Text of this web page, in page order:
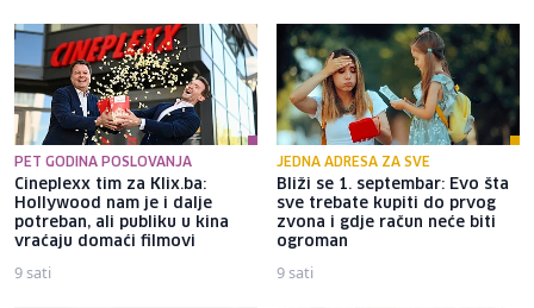
PET GODINA POSLOVANJA
Cineplexx tim za Klix.ba:
Hollywood nam je i dalje
potreban, ali publiku u kina
vraćaju domaći filmovi
9 sati
JEDNA ADRESA ZA SVE
Bliži se 1. septembar: Evo šta
sve trebate kupiti do prvog
zvona i gdje račun neće biti
ogroman
9 sati